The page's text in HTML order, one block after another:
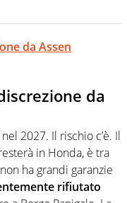
da Assen
da
2027. Il rischio c’è. Il
in Honda, è tra
ha grandi garanzie
rifiutato